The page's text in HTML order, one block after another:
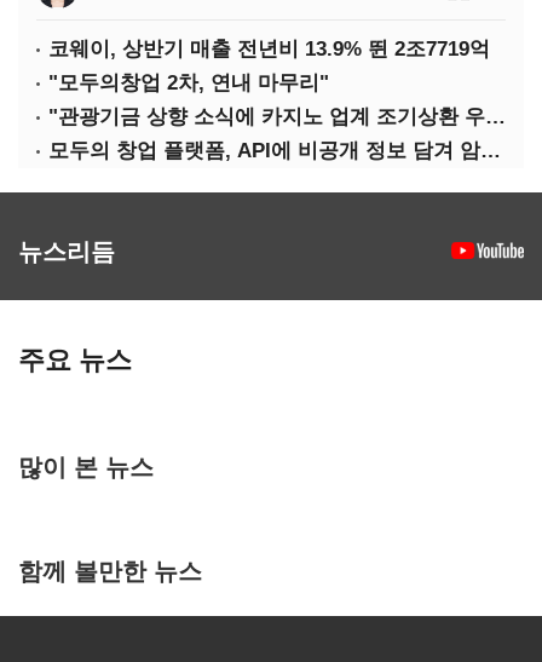
코웨이, 상반기 매출 전년비 13.9% 뛴 2조7719억
"모두의창업 2차, 연내 마무리"
"관광기금 상향 소식에 카지노 업계 조기상환 우려"
모두의 창업 플랫폼, API에 비공개 정보 담겨 암호키까지 새나갔다
뉴스리듬
주요 뉴스
많이 본 뉴스
함께 볼만한 뉴스